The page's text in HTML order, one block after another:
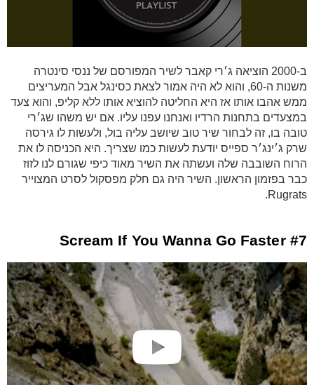
ב-2000 הוציאה ג׳רי קאבר לשיר המפורסם של ננסי סינטרה
משנות ה-60, והוא לא היה אמור לצאת כסינגל אבל המעריצים
ממש אהבו אותו אז היא החליטה להוציא אותו ללא קליפ, והוא צעד
במצעדים בתחנות הרדיו ואנחנו עפנו עליו. אם יש משהו שג׳רי
טובה בו, זה לבחור שיר טוב שיושב עליה בול, ולעשות לו גירסה
שרק ג׳ינג׳ר ספייס יודעת לעשות כמו שצריך. היא הכניסה לו את
הרוח השובבה שלה ועשתה את השיר מאוד כיפי שגורם לנו לזוז
כבר בפזמון הראשון. השיר היה גם חלק מפסקול לסרט המצוייר
Rugrats.
#7 Scream If You Wanna Go Faster